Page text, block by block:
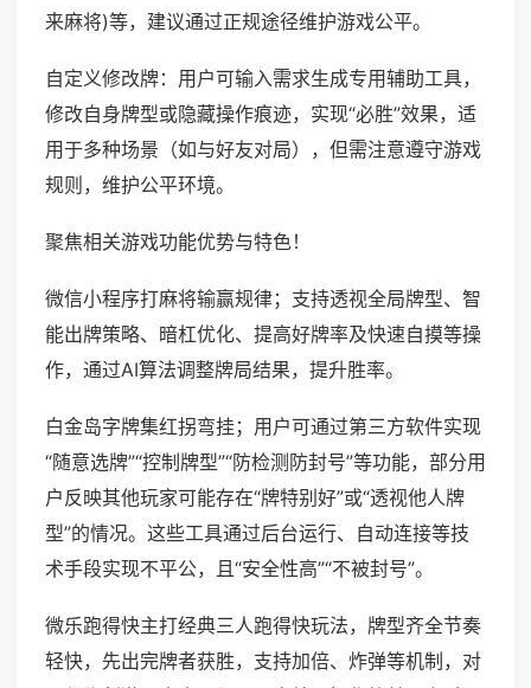
来麻将)等，建议通过正规途径维护游戏公平。
自定义修改牌：用户可输入需求生成专用辅助工具，
修改自身牌型或隐藏操作痕迹，实现“必胜”效果，适
用于多种场景（如与好友对局），但需注意遵守游戏
规则，维护公平环境。
聚焦相关游戏功能优势与特色！
微信小程序打麻将输赢规律；支持透视全局牌型、智
能出牌策略、暗杠优化、提高好牌率及快速自摸等操
作，通过AI算法调整牌局结果，提升胜率。
白金岛字牌集红拐弯挂；用户可通过第三方软件实现
“随意选牌”“控制牌型”“防检测防封号”等功能，部分用
户反映其他玩家可能存在“牌特别好”或“透视他人牌
型”的情况。这些工具通过后台运行、自动连接等技
术手段实现不平公，且“安全性高”“不被封号”。
微乐跑得快主打经典三人跑得快玩法，牌型齐全节奏
轻快，先出完牌者获胜，支持加倍、炸弹等机制，对